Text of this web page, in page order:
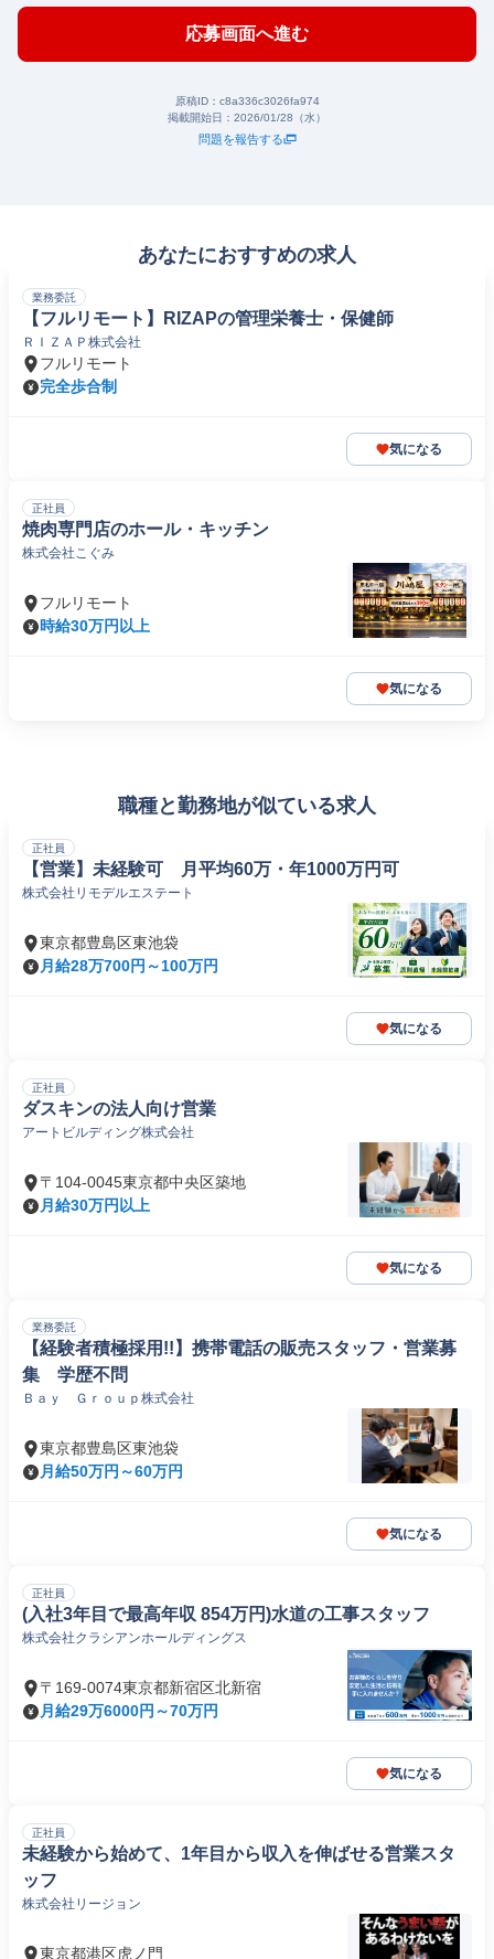
応募画面へ進む
原稿ID： c8a336c3026fa974
掲載開始日： 2026/01/28（水）
問題を報告する
あなたにおすすめの求人
業務委託
【フルリモート】RIZAPの管理栄養士・保健師
ＲＩＺＡＰ株式会社
フルリモート
完全歩合制
気になる
正社員
焼肉専門店のホール・キッチン
株式会社こぐみ
フルリモート
時給30万円以上
気になる
職種と勤務地が似ている求人
正社員
【営業】未経験可 月平均60万・年1000万円可
株式会社リモデルエステート
東京都豊島区東池袋
月給28万700円～100万円
気になる
正社員
ダスキンの法人向け営業
アートビルディング株式会社
〒104-0045東京都中央区築地
月給30万円以上
気になる
業務委託
【経験者積極採用!!】携帯電話の販売スタッフ・営業募
集 学歴不問
Ｂａｙ Ｇｒｏｕｐ株式会社
東京都豊島区東池袋
月給50万円～60万円
気になる
正社員
(入社3年目で最高年収 854万円)水道の工事スタッフ
株式会社クラシアンホールディングス
〒169-0074東京都新宿区北新宿
月給29万6000円～70万円
気になる
正社員
未経験から始めて、1年目から収入を伸ばせる営業スタ
ッフ
株式会社リージョン
東京都港区虎ノ門